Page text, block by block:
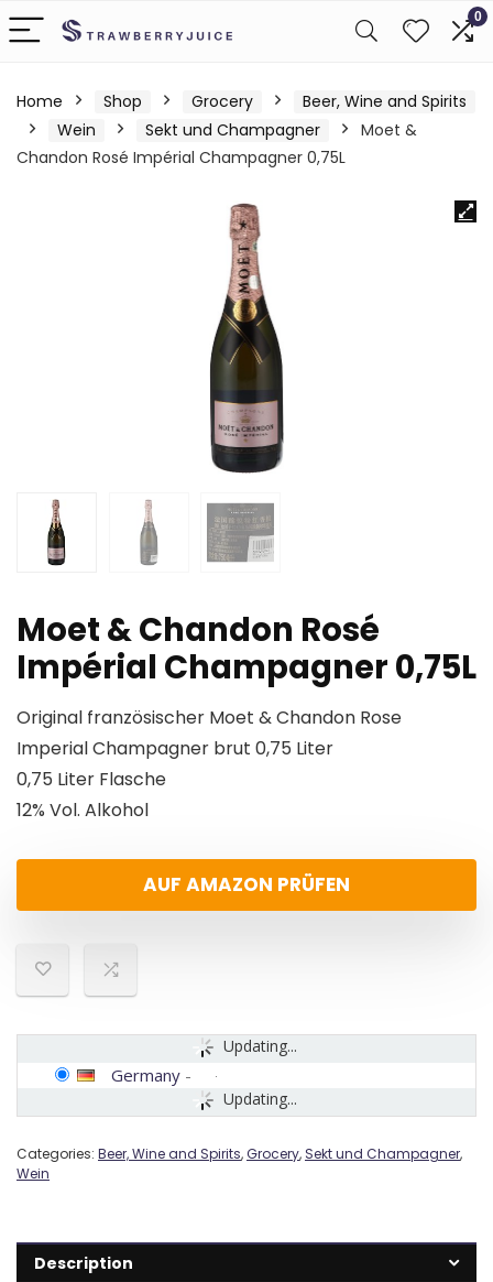
0
Home Shop Grocery
Beer, Wine and Spirits
Wein
Sekt und Champagner
Moet &
Chandon Rosé Impérial Champagner 0,75L
Moet & Chandon Rosé
Impérial Champagner 0,75L
Original französischer Moet & Chandon Rose
Imperial Champagner brut 0,75 Liter
0,75 Liter Flasche
12% Vol. Alkohol
AUF AMAZON PRÜFEN
Updating...
Updating...
Germany -
Categories: Beer, Wine and Spirits,Grocery, Sekt und Champagner,
Wein
Description